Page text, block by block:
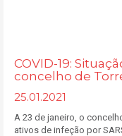
COVID-19:
concelho de
25.01.2021
A 23 de janeiro, o
ativos de infeção por